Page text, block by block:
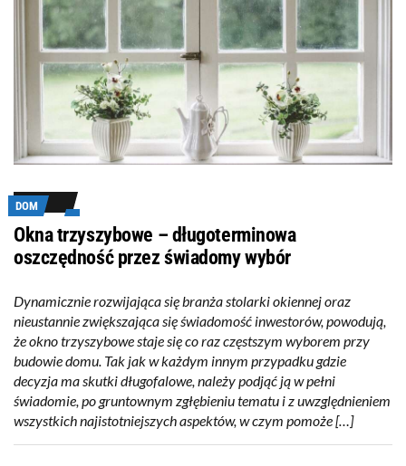
DOM
Okna trzyszybowe – długoterminowa
oszczędność przez świadomy wybór
Dynamicznie rozwijająca się branża stolarki okiennej oraz
nieustannie zwiększająca się świadomość inwestorów, powodują,
że okno trzyszybowe staje się co raz częstszym wyborem przy
budowie domu. Tak jak w każdym innym przypadku gdzie
decyzja ma skutki długofalowe, należy podjąć ją w pełni
świadomie, po gruntownym zgłębieniu tematu i z uwzględnieniem
wszystkich najistotniejszych aspektów, w czym pomoże […]